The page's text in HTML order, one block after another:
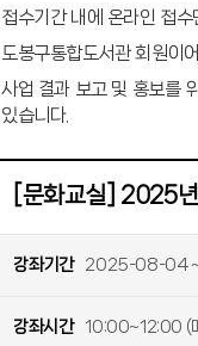
접수기간 내에 온라인 접
도봉구통합도서관 회원이
사업 결과 보고 및 홍보를
있습니다.
[문화교실] 2025
강좌기간 2025-08-04 ~
강좌시간 10:00~12:00 (